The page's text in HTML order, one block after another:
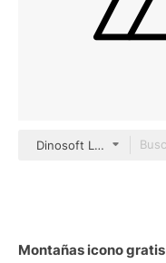
Dinosoft Lineal
Montañas icono gratis